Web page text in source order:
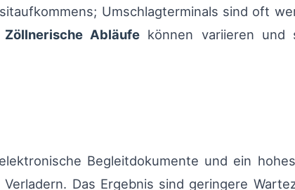
Umschlagterminals sind oft
Zöllnerische Abläufe können variieren und
Begleitdokumente und ein
Das Ergebnis sind geringere